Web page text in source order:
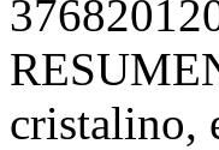
cristalino,